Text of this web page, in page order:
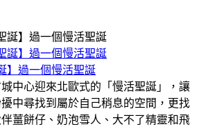
】過一個慢活聖誕
中心迎來北歐式的「慢活聖誕」，讓
中尋找到屬於自己稍息的空間，更找
薑餅仔、奶泡雪人、大不了精靈和飛